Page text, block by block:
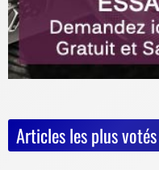
Articles les plus votés